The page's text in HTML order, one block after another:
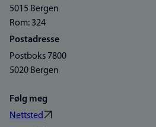
5015 Bergen
Rom: 324
Postadresse
Postboks 7800
5020 Bergen
Følg meg
Nettsted